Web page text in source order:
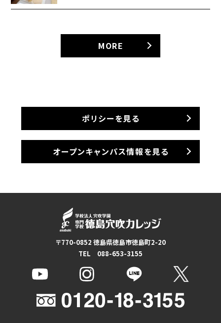
MORE
ポリシーを見る
オープンキャンパス情報を見る
〒770-0852 徳島県徳島市徳島町2-20
TEL 088-653-3155